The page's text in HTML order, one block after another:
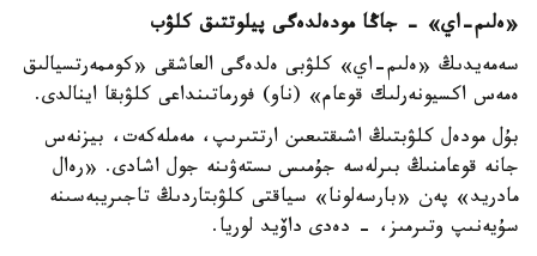
«ەلىم-اي» - جاڭا مودەلدەگى پيلوتتىق كلۋب
سەمەيدىڭ «ەلىم-اي» كلۋبى ەلدەگى العاشقى «كوممەرتسيالىق
ەمەس اكسيونەرلىك قوعام» (ناو) فورماتىنداعى كلۋبقا اينالدى.
بۇل مودەل كلۋبتىڭ اشىقتىعىن ارتتىرىپ، مەملەكەت، بيزنەس
جانە قوعامنىڭ بىرلەسە جۇمىس ىستەۋىنە جول اشادى. «رەال
مادريد» پەن «بارسەلونا» سياقتى كلۋبتاردىڭ تاجىريبەسىنە
سۇيەنىپ وتىرمىز، - دەدى داۆيد لوريا.